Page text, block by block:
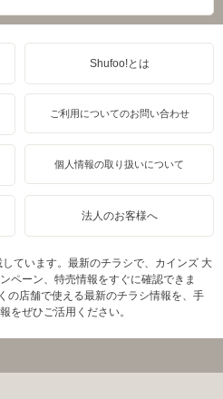
Shufoo!とは
ご利用についてのお問い合わせ
個人情報の取り扱いについて
法人のお客様へ
ています。最新のチラシで、カインズ 大
ペーン、特売情報をすぐに確認できま
の店舗で使える最新のチラシ情報を、手
をぜひご活用ください。